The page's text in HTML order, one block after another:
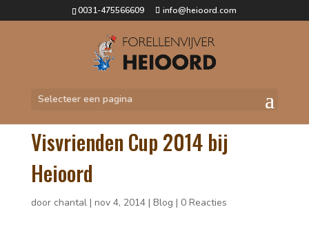
0031-475566609 info@heioord.com
Selecteer een pagina
Wim Reijnders wint de
Visvrienden Cup 2014 bij
Heioord
door chantal| nov 4, 2014| Blog | 0 Reacties